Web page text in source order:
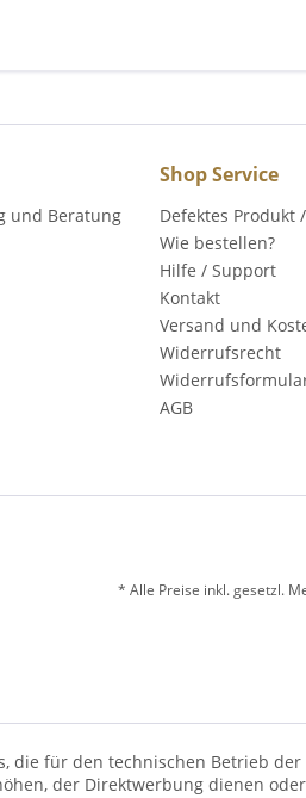
und Beratung
Shop Service
Defektes Produkt
Wie bestellen?
Hilfe / Support
Kontakt
Versand und
Widerrufsrecht
AGB
* Alle Preise inkl. gesetzl.
die für den technischen Betrieb
der Direktwerbung dienen